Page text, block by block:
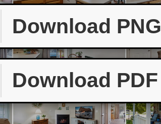
Download PNG
Download PDF